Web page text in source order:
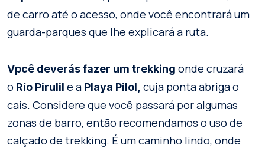
de carro até o acesso, onde você encontrará um
guarda-parques que lhe explicará a ruta.
Vpcê deverás fazer um trekking onde cruzará
o Río Pirulil e a Playa Pilol, cuja ponta abriga o
cais. Considere que você passará por algumas
zonas de barro, então recomendamos o uso de
calçado de trekking. É um caminho lindo, onde